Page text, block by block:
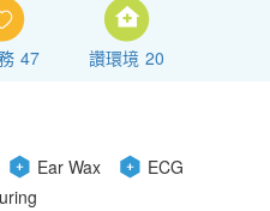
47 讚環境 20
Ear Wax
ECG